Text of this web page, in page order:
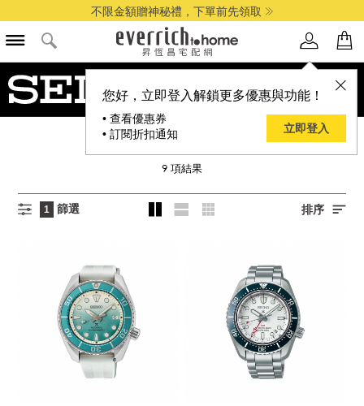
不限金額贈神秘禮，下單前先領取
您好，立即登入解鎖更多優惠與功能！
• 查看優惠券
• 訂閱折扣通知
立即登入
SEIKO 精工
9 項結果
1 篩選 排序